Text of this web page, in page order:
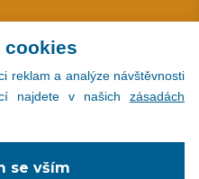
cookies
reklam a analýze návštěvnosti
najdete v našich zásadách
se vším
© 2026